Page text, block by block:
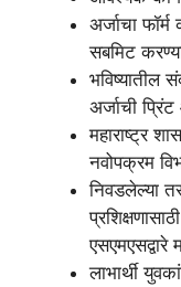
अर्जाचा
सबमिट
भविष्यातील
अर्जाची
महाराष्ट्र
नवोपक्रम
निवडलेल्या
एसएमएसद्वारे
लाभार्थी